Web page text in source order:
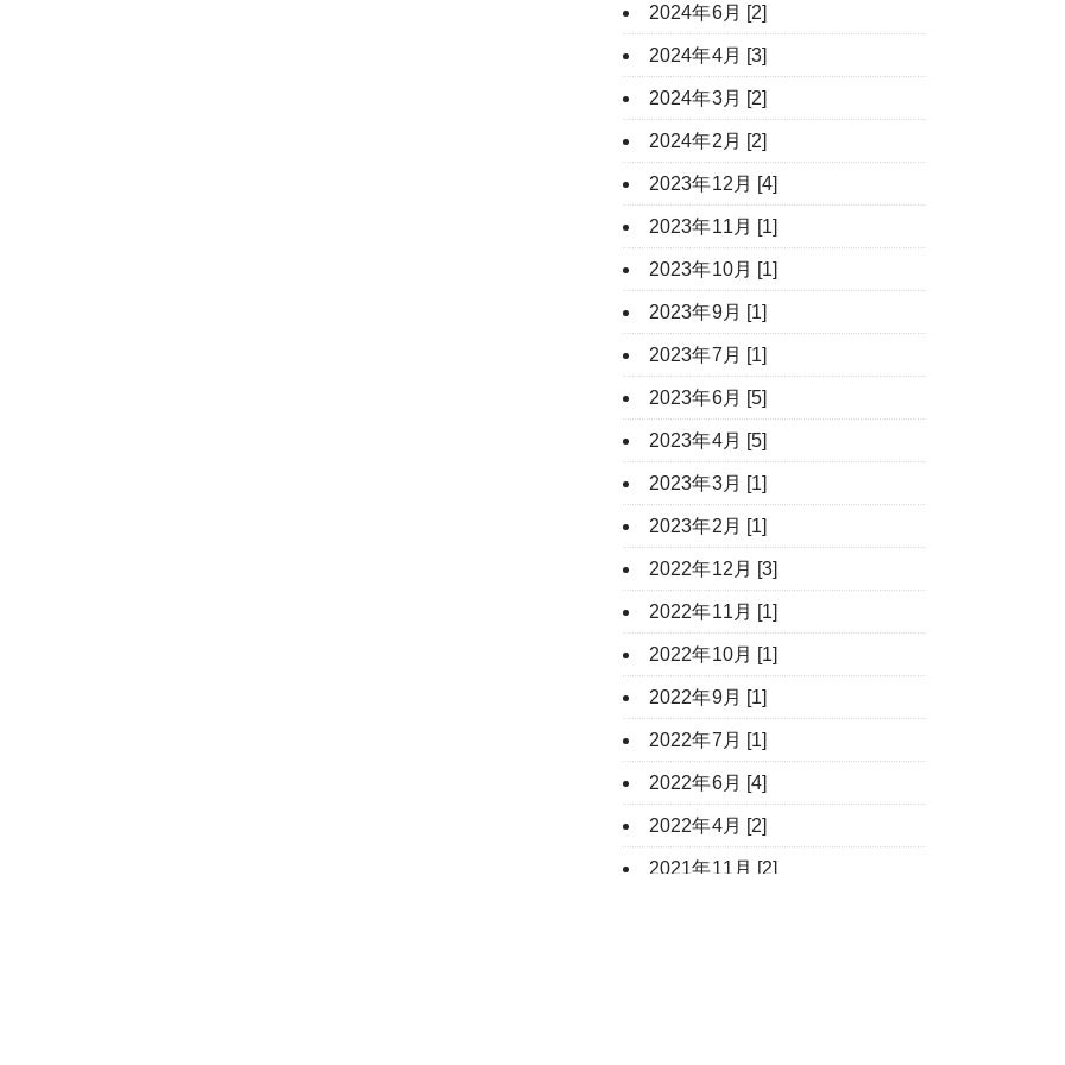
2024年6月 [2]
2024年4月 [3]
2024年3月 [2]
2024年2月 [2]
2023年12月 [4]
2023年11月 [1]
2023年10月 [1]
2023年9月 [1]
2023年7月 [1]
2023年6月 [5]
2023年4月 [5]
2023年3月 [1]
2023年2月 [1]
2022年12月 [3]
2022年11月 [1]
2022年10月 [1]
2022年9月 [1]
2022年7月 [1]
2022年6月 [4]
2022年4月 [2]
2021年11月 [2]